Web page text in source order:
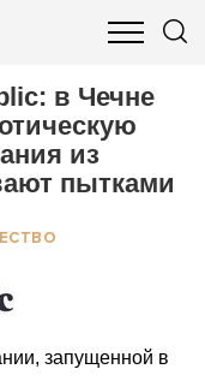
И ФИНАНСЫ
в Чечне
из
пытками
запущенной в